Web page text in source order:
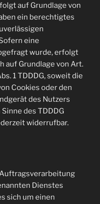
auf Grundlage von
ein berechtigtes
eine
wurde, erfolgt
auf Grundlage von Art.
1 TDDDG, soweit die
Cookies oder den
des Nutzers
des TDDDG
widerrufbar.
Dienstes
sich um einen